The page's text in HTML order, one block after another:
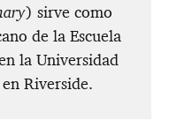
) sirve como
de la Escuela
la Universidad
Riverside.